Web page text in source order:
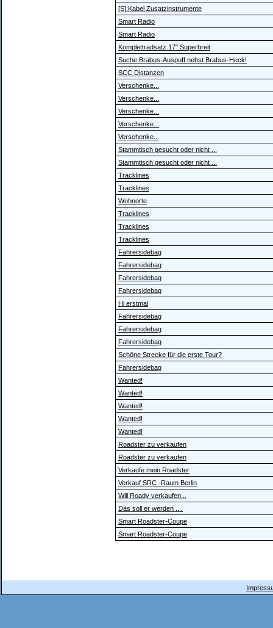
[S]:Kabel Zusatzinstrumente
Smart Radio
Smart Radio
Komplettradsatz 17" Superbreit
Suche Brabus-Auspuff nebst Brabus-Heck!
SCC Distanzen
Verschenke...
Verschenke...
Verschenke...
Verschenke...
Verschenke...
Stammtisch gesucht oder nicht ...
Stammtisch gesucht oder nicht ...
Tracklines
Tracklines
Wohnorte
Tracklines
Tracklines
Tracklines
Fahrersidebag
Fahrersidebag
Fahrersidebag
Fahrersidebag
Hi erstmal
Fahrersidebag
Fahrersidebag
Fahrersidebag
Schöne Strecke für die erste Tour?
Fahrersidebag
Wanted!
Wanted!
Wanted!
Wanted!
Wanted!
Roadster zu verkaufen
Roadster zu verkaufen
Verkaufe mein Roadster
Verkauf SRC -Raum Berlin
Will Roady verkaufen...
Das soll er werden ....
Smart Roadster-Coupe
Smart Roadster-Coupe